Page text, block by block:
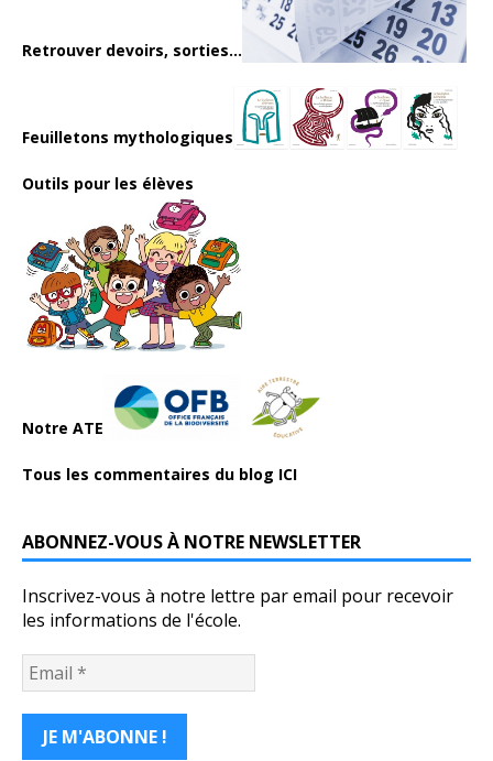
Retrouver devoirs, sorties...
Feuilletons mythologiques
Outils pour les élèves
Notre ATE
Tous les commentaires du blog ICI
ABONNEZ-VOUS À NOTRE NEWSLETTER
Inscrivez-vous à notre lettre par email pour recevoir
les informations de l'école.